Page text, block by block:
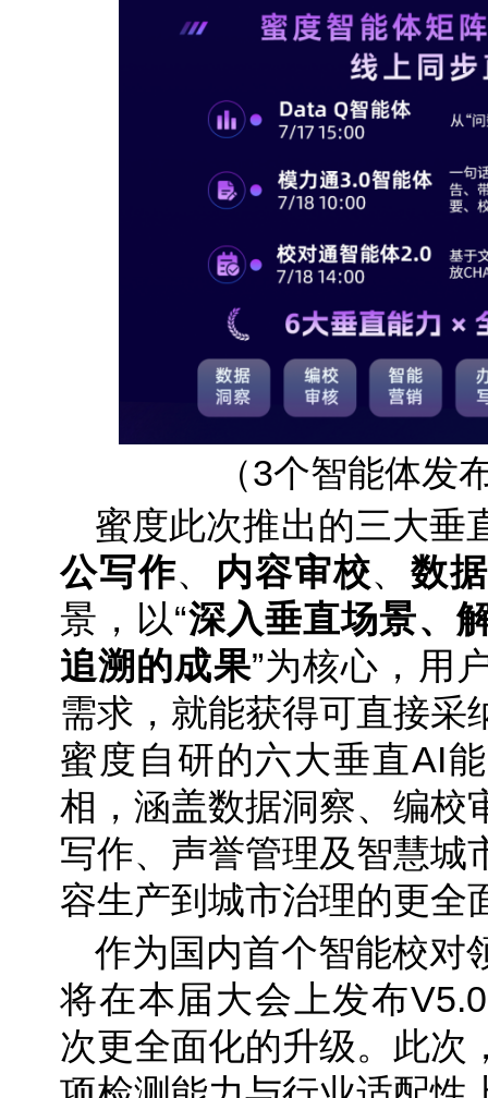
（3个智能体发
蜜度此次推出的三大垂
公写作、 内容审校、数
景，以“深入垂直场景、
追溯的成果”为核心，用
需求，就能获得可直接采
蜜度自研的六大垂直AI
相，涵盖数据洞察、编校
写作、声誉管理及智慧城
容生产到城市治理的更全
作为国内首个智能校对
将在本届大会上发布
次更全面化的升级。此次